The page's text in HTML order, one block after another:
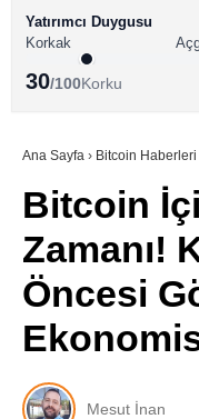
BİTCOİN HABERLERİ
ALTCOİN HABERLERİ
SÖZLÜK
Yatırımcı Duygusu
Korkak
30/100Korku
Ana Sayfa › Bitcoin Haberleri
Bitcoin
Zamanı!
Öncesi
Mesut İnan